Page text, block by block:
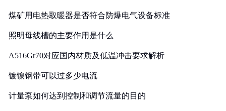
煤矿用电热取暖器是否符合防爆电气设备标准
照明母线槽的主要作用是什么
A516Gr70对应国内材质及低温冲击要求解析
镀镍钢带可以过多少电流
计量泵如何达到控制和调节流量的目的